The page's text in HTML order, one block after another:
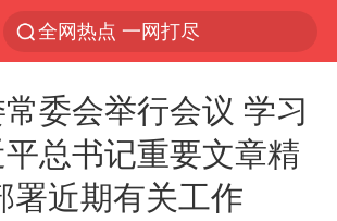
全网热点 一网打尽
委会举行会议 学习
总书记重要文章精
署近期有关工作